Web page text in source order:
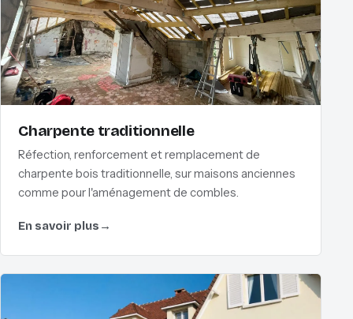
Charpente traditionnelle
Réfection, renforcement et remplacement de
charpente bois traditionnelle, sur maisons anciennes
comme pour l'aménagement de combles.
En savoir plus →